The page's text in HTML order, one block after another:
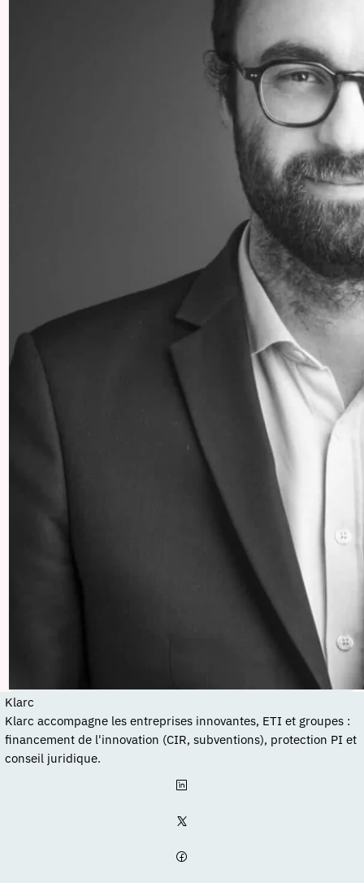
Klarc
Klarc accompagne les entreprises innovantes, ETI et groupes :
financement de l'innovation (CIR, subventions), protection PI et
conseil juridique.